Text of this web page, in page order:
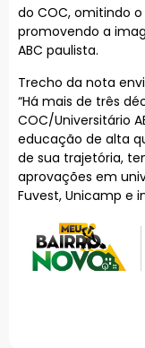
do COC, omitindo
promovendo a
ABC paulista.
Trecho da nota
“Há mais de três
COC/Universitário
educação de alta
de sua trajetória,
aprovações em
Fuvest, Unicamp e